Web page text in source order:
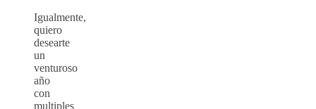
Igualmente,
quiero
desearte
un
venturoso
año
con
multiples